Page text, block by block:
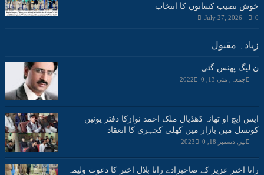
خوش نصیب کسانوں کا انتخاب
July 27, 2026 0
زیادہ مقبول
ن لیگ پھنس گئی
جمعہ, مئی 13, 2022 0
ایس ایچ او تھانہ ڈھڈیال ملک احمد نوازکا دفتر یونین
کونسل مین بازار میں کھلی کچہری کا انعقاد
پیر, دسمبر 18, 2023 0
رانا اختر عزیز کے صاحبزادے رانا بلال اختر کا دعوت ولیمہ